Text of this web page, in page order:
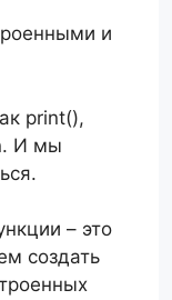
и
print(),
И мы
– это
создать